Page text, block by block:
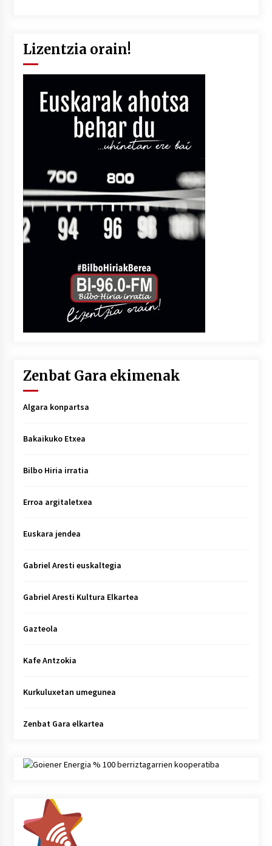
Lizentzia orain!
Zenbat Gara ekimenak
Algara konpartsa
Bakaikuko Etxea
Bilbo Hiria irratia
Erroa argitaletxea
Euskara jendea
Gabriel Aresti euskaltegia
Gabriel Aresti Kultura Elkartea
Gazteola
Kafe Antzokia
Kurkuluxetan umegunea
Zenbat Gara elkartea